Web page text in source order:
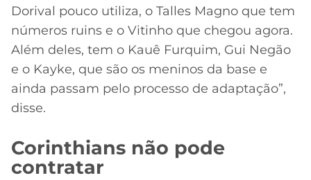
Dorival pouco utiliza, o Talles Magno que tem
números ruins e o Vitinho que chegou agora.
Além deles, tem o Kauê Furquim, Gui Negão
e o Kayke, que são os meninos da base e
ainda passam pelo processo de adaptação”,
disse.
Corinthians não pode
contratar